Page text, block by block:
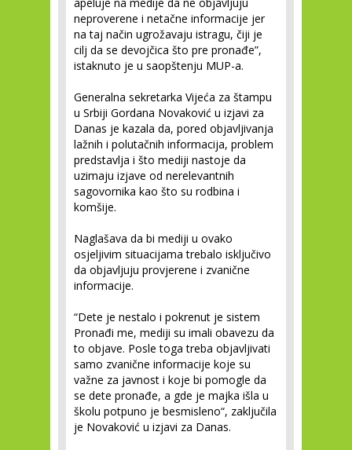
neproverene i netačne informacije jer
na taj način ugrožavaju istragu, čiji je
cilj da se devojčica što pre pronađe”,
istaknuto je u saopštenju MUP-a.
Generalna sekretarka Vijeća za štampu
u Srbiji Gordana Novaković u izjavi za
Danas je kazala da, pored objavljivanja
lažnih i polutačnih informacija, problem
predstavlja i što mediji nastoje da
uzimaju izjave od nerelevantnih
sagovornika kao što su rodbina i
komšije.
Naglašava da bi mediji u ovako
osjeljivim situacijama trebalo isključivo
da objavljuju provjerene i zvanične
informacije.
“Dete je nestalo i pokrenut je sistem
Pronađi me, mediji su imali obavezu da
to objave. Posle toga treba objavljivati
samo zvanične informacije koje su
važne za javnost i koje bi pomogle da
se dete pronađe, a gde je majka išla u
školu potpuno je besmisleno“, zaključila
je Novaković u izjavi za Danas.